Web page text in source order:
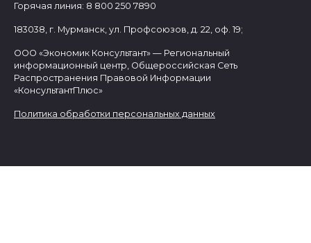
Горячая линия: 8 800 250 7890
183038, г. Мурманск, ул. Профсоюзов, д. 22, оф. 19;
ООО «Экономик Консультант» — Региональный
информационный центр, Общероссийская Сеть
Распространения Правовой Информации
«КонсультантПлюс»
Политика обработки персональных данных